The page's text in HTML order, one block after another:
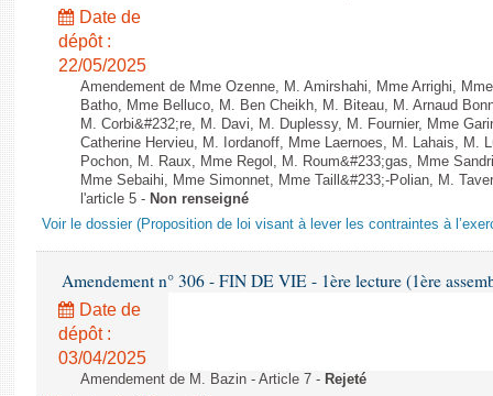
Date de
dépôt :
22/05/2025
Amendement de Mme Ozenne, M. Amirshahi, Mme Arrighi,
Batho, Mme Belluco, M. Ben Cheikh, M. Biteau, M. Arnaud
M. Corbi&#232;re, M. Davi, M. Duplessy, M. Fournier, Mme
Catherine Hervieu, M. Iordanoff, Mme Laernoes, M. Lahais, M.
Pochon, M. Raux, Mme Regol, M. Roum&#233;gas, Mme
Mme Sebaihi, Mme Simonnet, Mme Taill&#233;-Polian, M.
l'article 5 - Non renseigné
Voir le dossier (Proposition de loi visant à lever les contraintes à
Amendement n° 306 - FIN DE VIE - 1ère lecture (1ère
Date de
dépôt :
03/04/2025
Amendement de M. Bazin - Article 7 - Rejeté